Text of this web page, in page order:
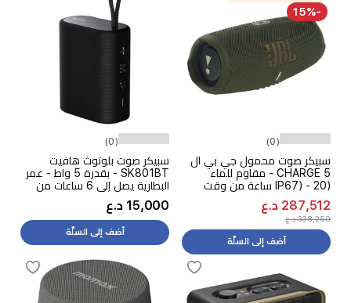
-15%
(0)
سبيكر صوت محمول جي بي ال
CHARGE 5 - مقاوم للماء
(IP67) - 20 ساعة من وقت
التشغيل - اخضر
287,512 د.ع
338,250 د.ع
أضف إلى السلّة
(0)
سبيكر صوت بلوتوث هافيت
SK801BT - بقدرة 5 واط - عمر
البطارية يصل إلى 6 ساعات من
التشغيل - اسود
15,000 د.ع
أضف إلى السلّة